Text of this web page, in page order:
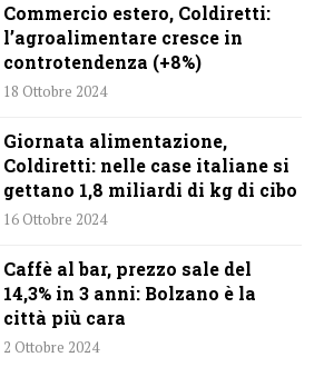
Commercio estero, Coldiretti:
l’agroalimentare cresce in
controtendenza (+8%)
18 Ottobre 2024
Giornata alimentazione,
Coldiretti: nelle case italiane si
gettano 1,8 miliardi di kg di cibo
16 Ottobre 2024
Caffè al bar, prezzo sale del
14,3% in 3 anni: Bolzano è la
città più cara
2 Ottobre 2024